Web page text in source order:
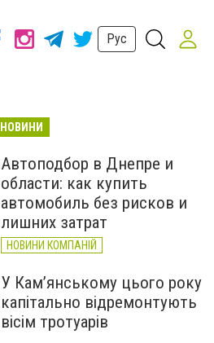
Рус
Автоподбор в Днепре и
области: как купить
автомобиль без рисков и
лишних затрат
НОВИНИ КОМПАНІЙ
У Кам’янському цього року
капітально відремонтують
вісім тротуарів